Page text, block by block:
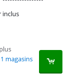
inclus
magasins